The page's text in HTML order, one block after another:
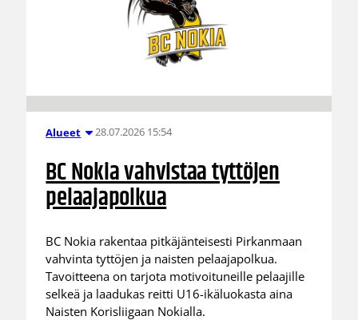
Alueet 28.07.2026 15:54
BC Nokia vahvistaa tyttöjen
pelaajapolkua
BC Nokia rakentaa pitkäjänteisesti Pirkanmaan
vahvinta tyttöjen ja naisten pelaajapolkua.
Tavoitteena on tarjota motivoituneille pelaajille
selkeä ja laadukas reitti U16-ikäluokasta aina
Naisten Korisliigaan Nokialla.